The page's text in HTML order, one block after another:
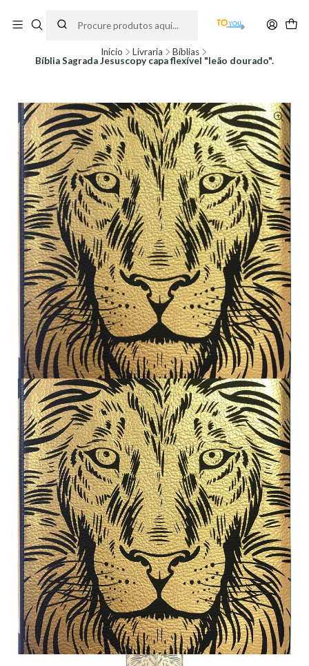
partir do dia 11 de Agosto, às 10H.
Início Livraria
Bíblias
Bíblia Sagrada Jesuscopy capa flexível "leão dourado".